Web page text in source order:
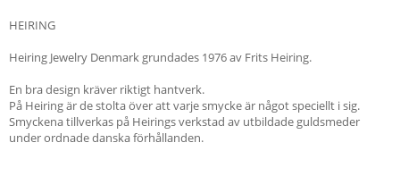
HEIRING
Heiring Jewelry Denmark grundades 1976 av Frits Heiring.
En bra design kräver riktigt hantverk.
På Heiring är de stolta över att varje smycke är något speciellt i sig.
Smyckena tillverkas på Heirings verkstad av utbildade guldsmeder
under ordnade danska förhållanden.